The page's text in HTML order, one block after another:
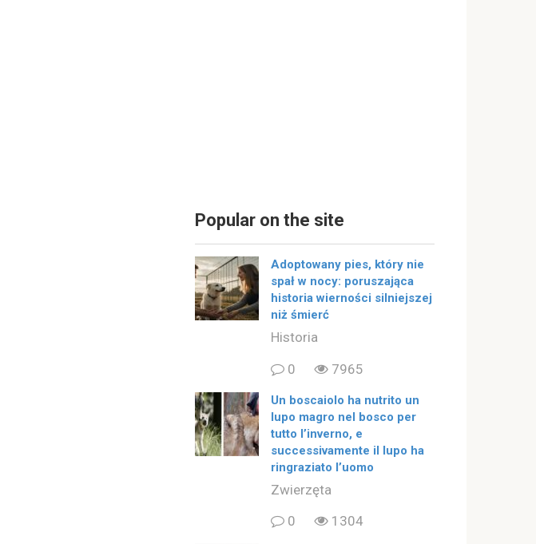
Popular on the site
Adoptowany pies, który nie
spał w nocy: poruszająca
historia wierności silniejszej
niż śmierć
Historia
0
7965
Un boscaiolo ha nutrito un
lupo magro nel bosco per
tutto l’inverno, e
successivamente il lupo ha
ringraziato l’uomo
Zwierzęta
0
1304